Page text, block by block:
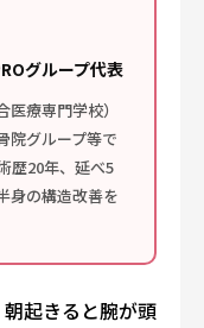
グループ代表
療専門学校）
院グループ等で
歴20年、延べ5
身の構造改善を
起きると腕が頭